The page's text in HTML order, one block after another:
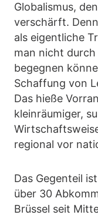
Globalismus,
verschärft.
als eigentliche
man nicht
begegnen
Schaffung von
Das hieße
kleinräumiger,
regional vor
Das Gegenteil
über 30
Brüssel seit